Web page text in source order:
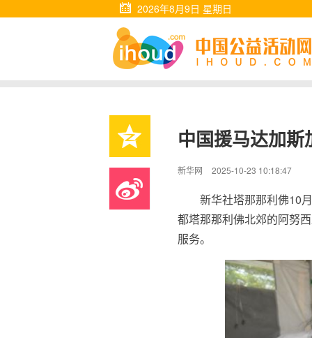
2026年8月9日 星期日
中国援马达加
新华网 2025-10-23 10:18:47
新华社塔那那利佛10
都塔那那利佛北郊的阿努
服务。